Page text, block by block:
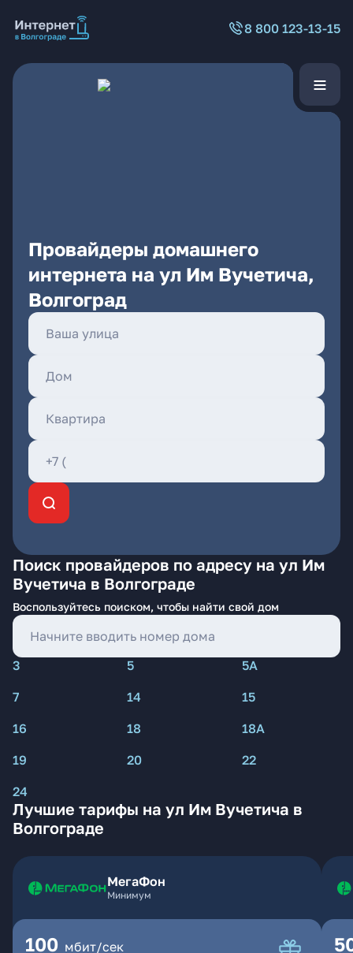
8 800 123-13-15
Провайдеры домашнего
интернета на ул Им Вучетича,
Волгоград
Поиск провайдеров по адресу на ул Им
Вучетича в Волгограде
Воспользуйтесь поиском, чтобы найти свой дом
3 5
5А
7
14
15
16
18
18А
19
20
22
24
Лучшие тарифы на ул Им Вучетича в
Волгограде
МегаФон
Минимум
100 мбит/сек